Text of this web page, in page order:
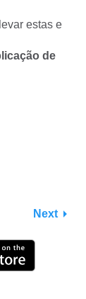
estas e
de
Next